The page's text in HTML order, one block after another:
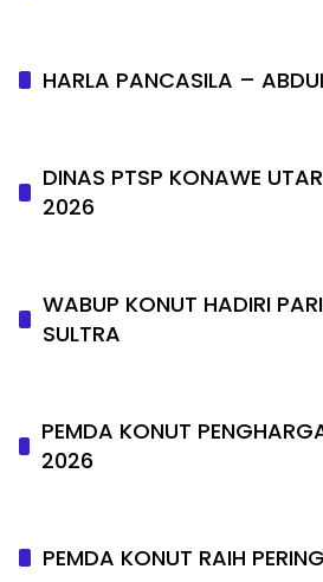
HARLA PANCASILA –
DINAS PTSP KONAWE
2026
WABUP KONUT HADIRI
SULTRA
PEMDA KONUT
2026
PEMDA KONUT RAIH